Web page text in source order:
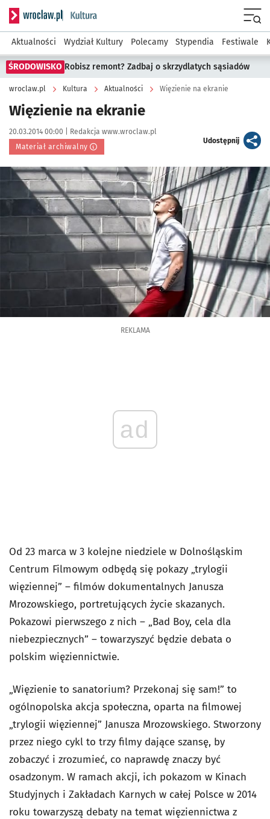
Serwis informacyjny wroclaw.pl podserwis: Kultura
Aktualności Wydział Kultury Polecamy Stypendia Festiwale
ŚRODOWISKO Robisz remont? Zadbaj o skrzydlatych sąsiadów
wroclaw.pl Kultura Aktualności Więzienie na ekranie
Więzienie na ekranie
Data publikacji:
20.03.2014 00:00 | Autor:
Redakcja www.wroclaw.pl
Materiał archiwalny
Udostępnijartykuł
Kliknij, aby powiększyć
REKLAMA
ad
Od 23 marca w 3 kolejne niedziele w Dolnośląskim
Centrum Filmowym odbędą się pokazy „trylogii
więziennej” – filmów dokumentalnych Janusza
Mrozowskiego, portretujących życie skazanych.
Pokazowi pierwszego z nich – „Bad Boy, cela dla
niebezpiecznych” – towarzyszyć będzie debata o
polskim więziennictwie.
„Więzienie to sanatorium? Przekonaj się sam!” to
ogólnopolska akcja społeczna, oparta na filmowej
„trylogii więziennej” Janusza Mrozowskiego. Stworzony
przez niego cykl to trzy filmy dające szansę, by
zobaczyć i zrozumieć, co naprawdę znaczy być
osadzonym. W ramach akcji, ich pokazom w Kinach
Studyjnych i Zakładach Karnych w całej Polsce w 2014
roku towarzyszą debaty na temat więziennictwa z